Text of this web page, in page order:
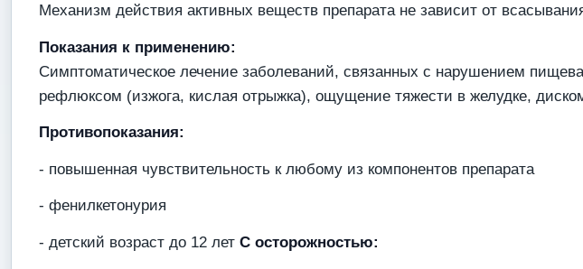
Механизм действия активных веществ препарата не зависит от
Показания к применению:
Симптоматическое лечение заболеваний, связанных с нарушением
рефлюксом (изжога, кислая отрыжка), ощущение тяжести в желудке,
Противопоказания:
- повышенная чувствительность к любому из компонентов препарата
- фенилкетонурия
- детский возраст до 12 лет С осторожностью: